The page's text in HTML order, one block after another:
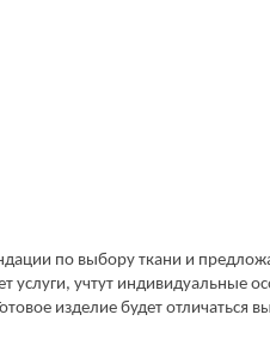
по выбору ткани и
учтут индивидуальные
изделие будет отличаться